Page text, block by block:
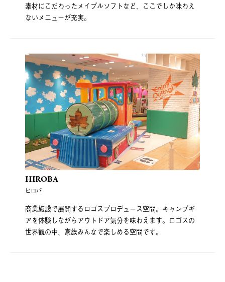
素材にこだわったメイプルソフトなど、ここでしか味わえ
ないメニューが充実。
HIROBA
ヒロバ
商業施設で展開するロゴスプロデュース空間。キャンプギ
アを体験しながらアウトドア気分を味わえます。ロゴスの
世界観の中、家族みんなで楽しめる空間です。